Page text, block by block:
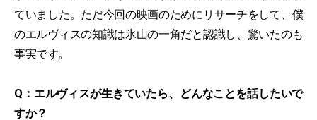
ていました。ただ今回の映画のためにリサーチをして、僕
のエルヴィスの知識は氷山の一角だと認識し、驚いたのも
事実です。
Q：エルヴィスが生きていたら、どんなことを話したいで
すか？